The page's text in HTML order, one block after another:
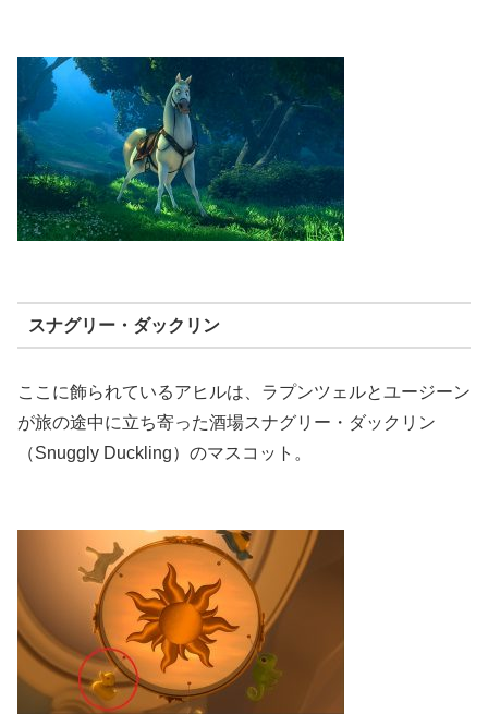
スナグリー・ダックリン
ここに飾られているアヒルは、ラプンツェルとユージーン
が旅の途中に立ち寄った酒場スナグリー・ダックリン
（Snuggly Duckling）のマスコット。